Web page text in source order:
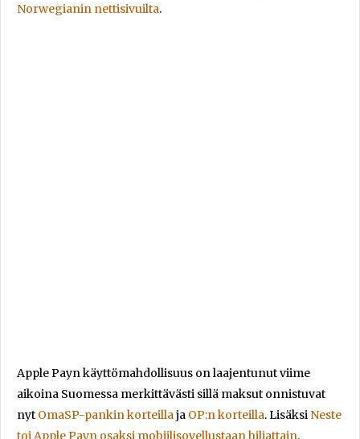
Norwegianin nettisivuilta.
Apple Payn käyttömahdollisuus on laajentunut viime
aikoina Suomessa merkittävästi sillä maksut onnistuvat
nyt OmaSP-pankin korteilla ja OP:n korteilla. Lisäksi Neste
toi Apple Payn osaksi mobiilisovellustaan hiljattain.